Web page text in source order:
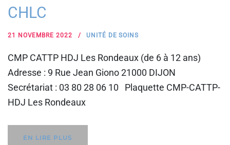
CHLC
21 NOVEMBRE 2022 UNITÉ DE SOINS
CMP CATTP HDJ Les Rondeaux (de 6 à 12 ans)
Adresse : 9 Rue Jean Giono 21000 DIJON
Secrétariat : 03 80 28 06 10 Plaquette CMP-CATTP-
HDJ Les Rondeaux
EN LIRE PLUS